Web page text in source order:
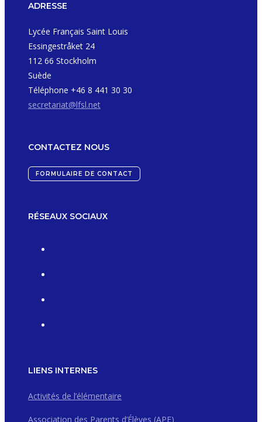
ADRESSE
Lycée Français Saint Louis
Essingestråket 24
112 66 Stockholm
Suède
Téléphone +46 8 441 30 30
secretariat@lfsl.net
CONTACTEZ NOUS
FORMULAIRE DE CONTACT
RÉSEAUX SOCIAUX
LIENS INTERNES
Activités de l’élémentaire
Association des Parents d’Élèves (APE)